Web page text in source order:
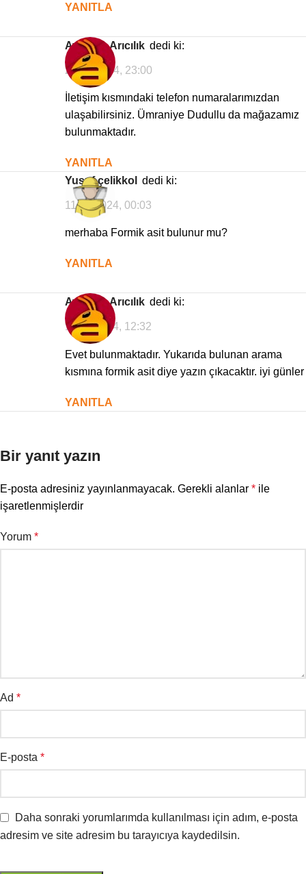
YANITLA
Avrasya Arıcılık dedi ki:
21/06/2024, 23:00
İletişim kısmındaki telefon numaralarımızdan
ulaşabilirsiniz. Ümraniye Dudullu da mağazamız
bulunmaktadır.
YANITLA
yusuf çelikkol
dedi ki:
11/02/2024, 00:03
merhaba Formik asit bulunur mu?
YANITLA
Avrasya Arıcılık dedi ki:
11/02/2024, 12:32
Evet bulunmaktadır. Yukarıda bulunan arama
kısmına formik asit diye yazın çıkacaktır. iyi günler
YANITLA
Bir yanıt yazın
E-posta adresiniz yayınlanmayacak. Gerekli alanlar * ile
işaretlenmişlerdir
Yorum *
Ad *
E-posta *
Daha sonraki yorumlarımda kullanılması için adım, e-posta
adresim ve site adresim bu tarayıcıya kaydedilsin.